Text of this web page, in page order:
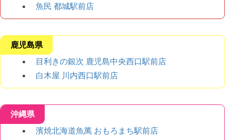
魚民 都城駅前店
鹿児島県
目利きの銀次 鹿児島中央西口駅前店
白木屋 川内西口駅前店
沖縄県
濱焼北海道魚萬 おもろまち駅前店